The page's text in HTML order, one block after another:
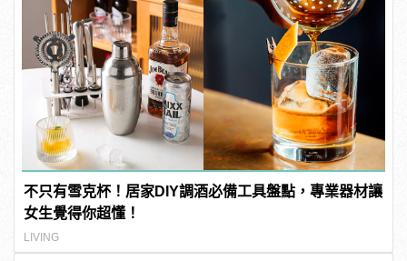
不只有雪克杯！居家DIY調酒必備工具盤點，專業器材讓
女生覺得你超懂！
LIVING